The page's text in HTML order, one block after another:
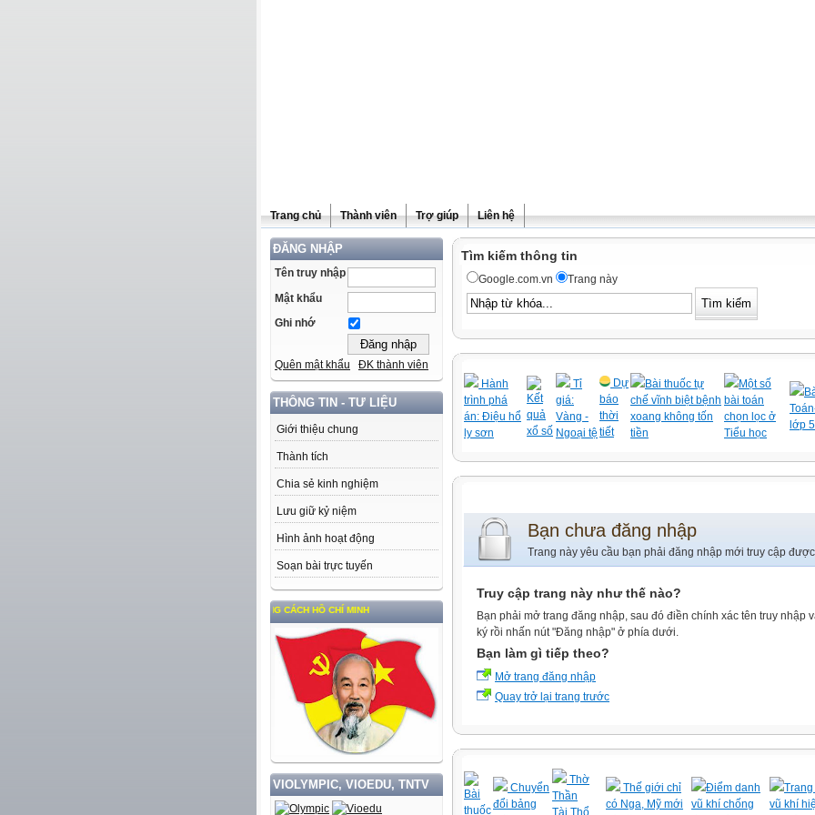
Trang chủ Thành viên Trợ giúp Liên hệ
ĐĂNG NHẬP
Tên truy nhập
Mật khẩu
Ghi nhớ
Quên mật khẩu ĐK thành viên
THÔNG TIN - TƯ LIỆU
Giới thiệu chung
Thành tích
Chia sẻ kinh nghiệm
Lưu giữ kỷ niệm
Hình ảnh hoạt động
Soạn bài trực tuyến
HỌC TẬP VÀ LÀM THEO TƯ TƯỞNG, ĐẠO ĐỨC, PHONG CÁCH HỒ CHÍ MINH
VIOLYMPIC, VIOEDU, TNTV
Tìm kiếm thông tin
Google.com.vn Trang này
Hành
trình phá
án: Điệu hổ
ly sơn
Kết
quả
xổ số
Tỉ
giá:
Vàng -
Ngoại tệ
Dự
báo
thời
tiết
Bài thuốc tự
chế vĩnh biệt bệnh
xoang không tốn
tiền
Một số
bài toán
chọn lọc ở
Tiểu học
lớp
Bạn chưa đăng nhập
Trang này yêu cầu bạn phải đăng nhập mới truy cập
Truy cập trang này như thế nào?
Bạn phải mở trang đăng nhập, sau đó điền chính xác tên truy nhập
ký rồi nhấn nút "Đăng nhập" ở phía dưới.
Bạn làm gì tiếp theo?
Mở trang đăng nhập
Quay trở lại trang trước
Bài
thuốc
Chuyển
đổi bảng
Thờ
Thần
Tài,Thổ
Thế giới chỉ
có Nga, Mỹ mới
Điểm danh
vũ khí chống
Trang
vũ khí